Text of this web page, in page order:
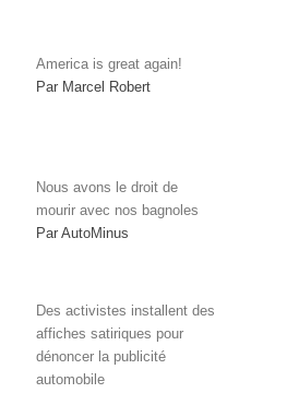
America is great again!
Par Marcel Robert
Nous avons le droit de
mourir avec nos bagnoles
Par AutoMinus
Des activistes installent des
affiches satiriques pour
dénoncer la publicité
automobile